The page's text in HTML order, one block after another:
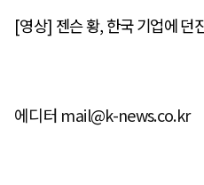
[영상] 젠슨 황, 한국 기업에 던
에디터 mail@k-news.co.kr